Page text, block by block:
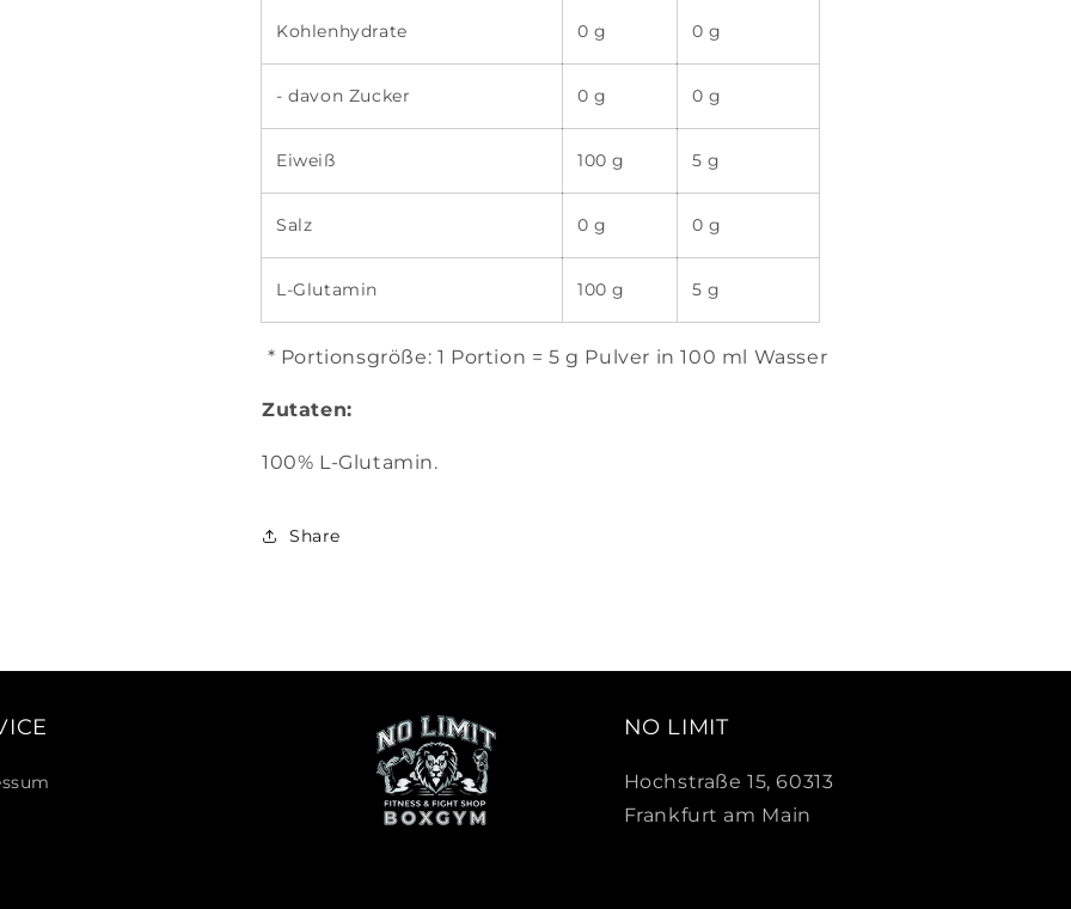
Kohlenhydrate 0 g 0 g
- davon Zucker 0 g 0 g
Eiweiß 100 g 5 g
Salz 0 g 0 g
L-Glutamin 100 g 5 g
* Portionsgröße: 1 Portion = 5 g Pulver in 100 ml Wasser
Zutaten:
100% L-Glutamin.
Share
NO LIMIT
Hochstraße 15, 60313
Frankfurt am Main